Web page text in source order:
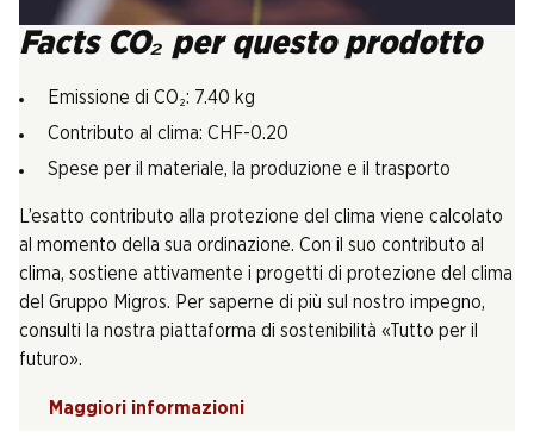
Facts CO₂ per questo prodotto
Emissione di CO₂: 7.40 kg
Contributo al clima: CHF-0.20
Spese per il materiale, la produzione e il trasporto
L’esatto contributo alla protezione del clima viene calcolato
al momento della sua ordinazione. Con il suo contributo al
clima, sostiene attivamente i progetti di protezione del clima
del Gruppo Migros. Per saperne di più sul nostro impegno,
consulti la nostra piattaforma di sostenibilità «Tutto per il
futuro».
Maggiori informazioni